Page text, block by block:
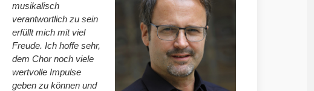
musikalisch
verantwortlich zu sein
erfüllt mich mit viel
Freude. Ich hoffe sehr,
dem Chor noch viele
wertvolle Impulse
geben zu können und